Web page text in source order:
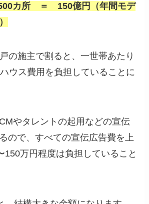
カ所 ＝ 150億円（年間モデ
の施主で割ると、一世帯あたり
ウス費用を負担していることに
やタレントの起用などの宣伝
ので、すべての宣伝広告費を上
150万円程度は負担していること